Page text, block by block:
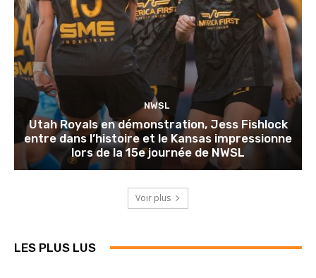
NWSL
Utah Royals en démonstration, Jess Fishlock
entre dans l’histoire et le Kansas impressionne
lors de la 15e journée de NWSL
Voir plus
LES PLUS LUS